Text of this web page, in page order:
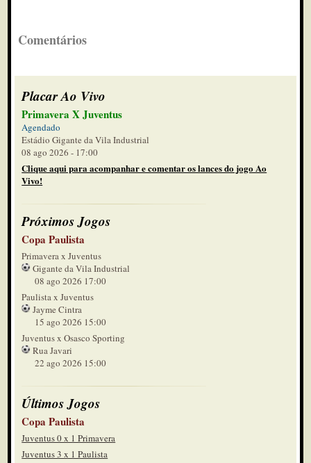
Comentários
Placar Ao Vivo
Primavera X Juventus
Agendado
Estádio Gigante da Vila Industrial
08 ago 2026 - 17:00
Clique aqui para acompanhar e comentar os lances do jogo Ao
Vivo!
Próximos Jogos
Copa Paulista
Primavera x Juventus
Gigante da Vila Industrial
08 ago 2026 17:00
Paulista x Juventus
Jayme Cintra
15 ago 2026 15:00
Juventus x Osasco Sporting
Rua Javari
22 ago 2026 15:00
Últimos Jogos
Copa Paulista
Juventus 0 x 1 Primavera
Juventus 3 x 1 Paulista